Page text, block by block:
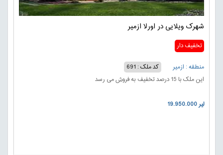
شهرک ویلایی در اورلا ازمیر
تخفیف دار
منطقه : ازمیر
کد ملک : 691
این ملک با 15 درصد تخفیف به فروش می رسد
19.950.000 لیر